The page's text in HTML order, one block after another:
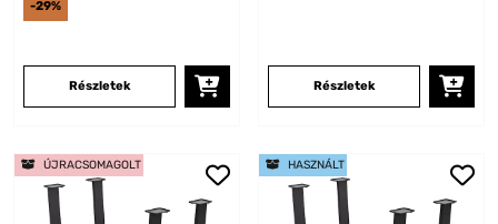
-29%
Részletek Részletek
ÚJRACSOMAGOLT HASZNÁLT